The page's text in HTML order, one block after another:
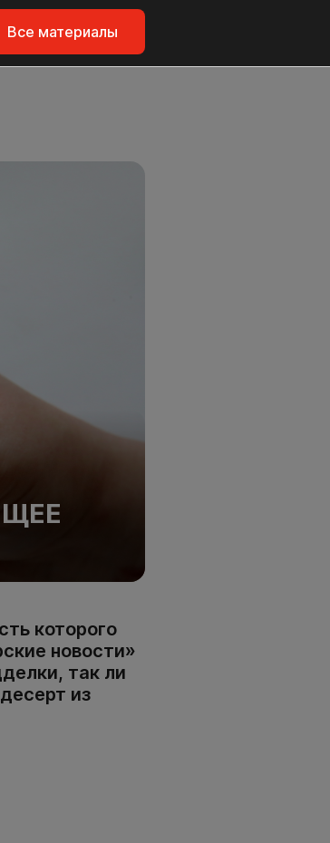
Все материалы
которого
новости»
так ли
из